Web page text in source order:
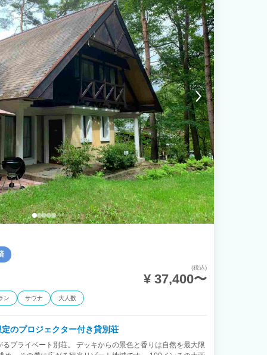
(税込)
¥ 37,400〜
ン サウナ 大人数
のプロジェクター付き貸別荘
プライベート別荘。 デッキからの景色と香りは自然を最大限